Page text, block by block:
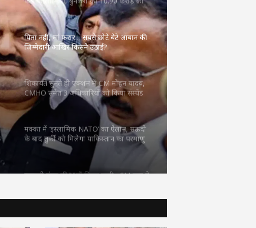
मदद; आत्मसमर्पित महिलाओं ने किया रैंप वॉक
पिता नहीं, मां फरार… सबसे छोटे बेटे आबान की
जिम्मेदारी आखिर किसने उठाई?
शिकायतें सुनते ही एक्शन में CM मोहन यादव,
CMHO समेत 3 अधिकारियों को किया सस्पेंड
मक्का में ‘इस्लामिक NATO’ का ऐलान, सऊदी
के बाद तुर्की को मिलेगा पाकिस्तान का परमाणु
महतारी वंदन की 30वीं किस्त जारी : CM साय ने